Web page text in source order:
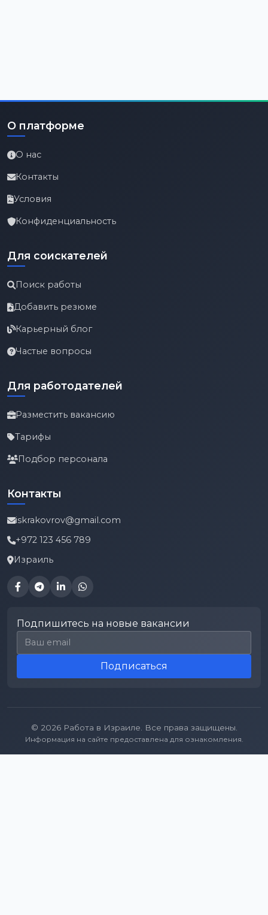
О платформе
О нас
Контакты
Условия
Конфиденциальность
Для соискателей
Поиск работы
Добавить резюме
Карьерный блог
Частые вопросы
Для работодателей
Разместить вакансию
Тарифы
Подбор персонала
Контакты
iskrakovrov@gmail.com
+972 123 456 789
Израиль
Подпишитесь на новые вакансии
Email для подписки
Подписаться
© 2026 Работа в Израиле. Все права защищены.
Информация на сайте предоставлена для ознакомления.